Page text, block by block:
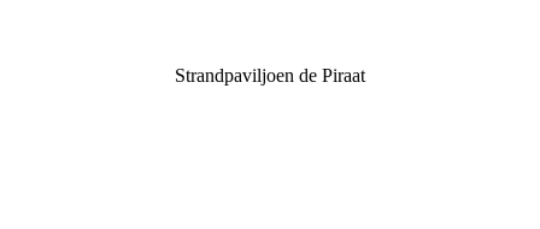
Strandpaviljoen de Piraat